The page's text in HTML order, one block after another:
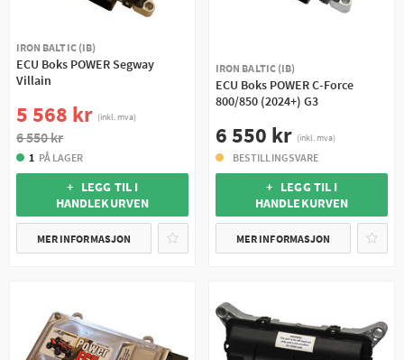
IRON BALTIC (IB)
ECU Boks POWER Segway
Villain
5 568 kr (inkl. mva)
6 550 kr
1 PÅ LAGER
+ LEGG TIL I
HANDLEKURVEN
MER INFORMASJON
IRON BALTIC (IB)
ECU Boks POWER C-Force
800/850 (2024+) G3
6 550 kr (inkl. mva)
BESTILLINGSVARE
+ LEGG TIL I
HANDLEKURVEN
MER INFORMASJON